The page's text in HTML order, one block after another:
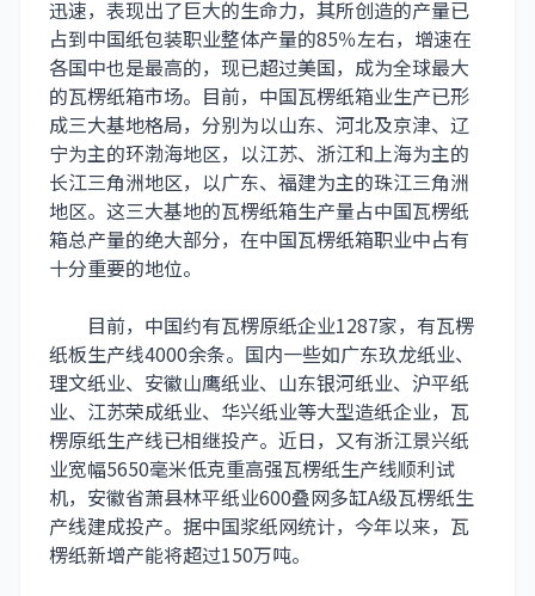
迅速，表现出了巨大的生命力，其所创造的产量已
占到中国纸包装职业整体产量的85％左右，增速在
各国中也是最高的，现已超过美国，成为全球最大
的瓦楞纸箱市场。目前，中国瓦楞纸箱业生产已形
成三大基地格局，分别为以山东、河北及京津、辽
宁为主的环渤海地区，以江苏、浙江和上海为主的
长江三角洲地区，以广东、福建为主的珠江三角洲
地区。这三大基地的瓦楞纸箱生产量占中国瓦楞纸
箱总产量的绝大部分，在中国瓦楞纸箱职业中占有
十分重要的地位。
目前，中国约有瓦楞原纸企业1287家，有瓦楞
纸板生产线4000余条。国内一些如广东玖龙纸业、
理文纸业、安徽山鹰纸业、山东银河纸业、沪平纸
业、江苏荣成纸业、华兴纸业等大型造纸企业，瓦
楞原纸生产线已相继投产。近日，又有浙江景兴纸
业宽幅5650毫米低克重高强瓦楞纸生产线顺利试
机，安徽省萧县林平纸业600叠网多缸A级瓦楞纸生
产线建成投产。据中国浆纸网统计，今年以来，瓦
楞纸新增产能将超过150万吨。